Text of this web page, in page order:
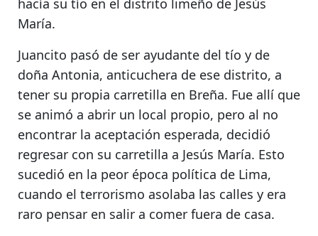
hacía su tío en el distrito limeño de Jesús
María.
Juancito pasó de ser ayudante del tío y de
doña Antonia, anticuchera de ese distrito, a
tener su propia carretilla en Breña. Fue allí que
se animó a abrir un local propio, pero al no
encontrar la aceptación esperada, decidió
regresar con su carretilla a Jesús María. Esto
sucedió en la peor época política de Lima,
cuando el terrorismo asolaba las calles y era
raro pensar en salir a comer fuera de casa.